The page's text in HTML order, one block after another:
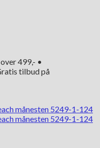
499,- •
tilbud på